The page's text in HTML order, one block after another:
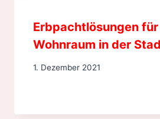
Erbpachtlösungen
Wohnraum in der
1. Dezember 2021